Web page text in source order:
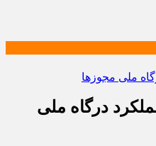
درگاه ملی